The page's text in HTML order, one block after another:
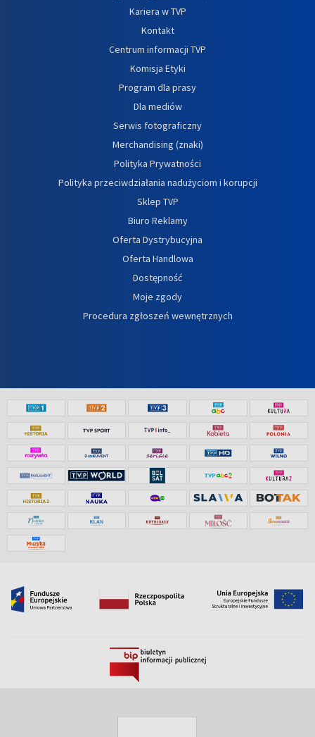
Kariera w TVP
Kontakt
Centrum informacji TVP
Komisja Etyki
Program dla prasy
Dla mediów
Serwis fotograficzny
Merchandising (znaki)
Polityka Prywatności
Polityka przeciwdziałania nadużyciom i korupcji
Sklep TVP
Biuro Reklamy
Oferta Dystrybucyjna
Oferta Handlowa
Dostępność
Moje zgody
Procedura zgłoszeń wewnętrznych